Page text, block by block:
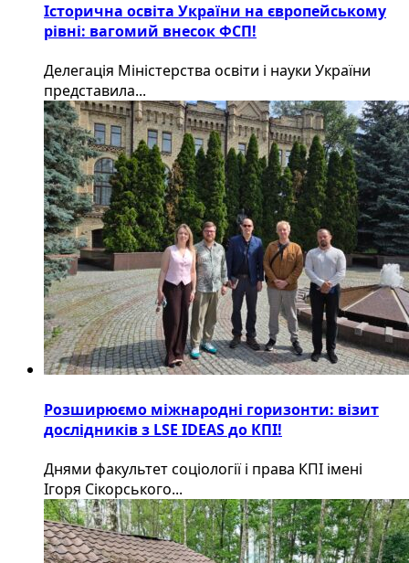
Історична освіта України на європейському
рівні: вагомий внесок ФСП!
Делегація Міністерства освіти і науки України
представила...
Розширюємо міжнародні горизонти: візит
дослідників з LSE IDEAS до КПІ!
Днями факультет соціології і права КПІ імені
Ігоря Сікорського...